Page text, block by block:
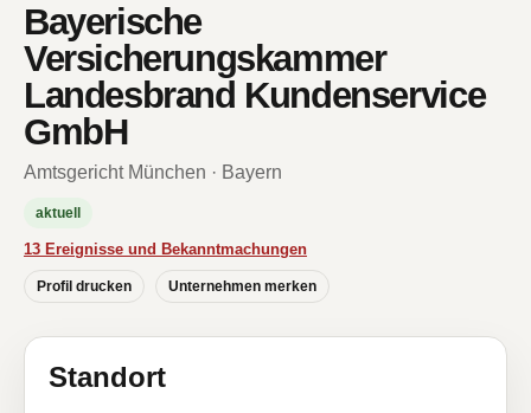
Bayerische
Versicherungskammer
Landesbrand Kundenservice
GmbH
Amtsgericht München · Bayern
aktuell
13 Ereignisse und Bekanntmachungen
Profil drucken Unternehmen merken
Standort